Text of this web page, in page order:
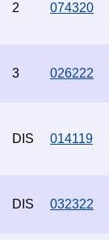
2 074320
3 026222
DIS 014119
DIS 032322